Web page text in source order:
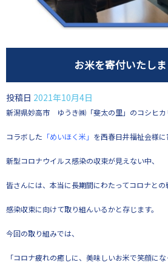
お米を寄付いたしま
投稿日 2021年10月4日
新潟県妙高市 ゆうき㈱「斐太の里」のコシヒカ
コラボした 「めいほく米」 を西春日井福祉会様に
新型コロナウイルス感染の収束が見えない中、
皆さんには、本当に長期間にわたってコロナとの
感染収束に向けて取り組んいるかと存じます。
今回の取り組みでは、
「コロナ疲れの癒しに、美味しいお米で笑顔にな